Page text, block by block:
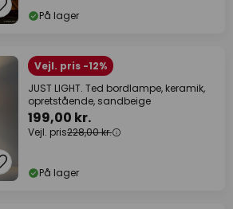
På lager
Vejl. pris -12%
JUST LIGHT. Ted bordlampe, keramik,
opretstående, sandbeige
199,00 kr.
Vejl. pris228,00 kr.
På lager